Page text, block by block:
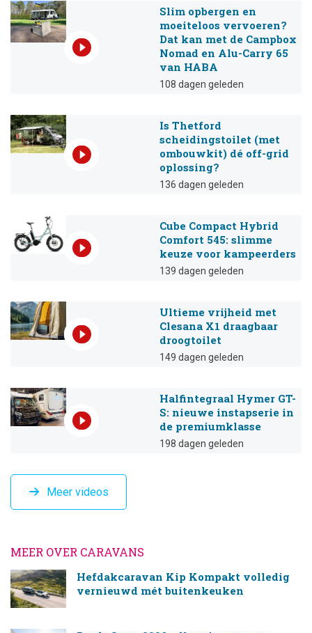
Slim opbergen en
moeiteloos vervoeren?
Dat kan met de Campbox
Nomad en Alu-Carry 65
van HABA
108 dagen geleden
Is Thetford
scheidingstoilet (met
ombouwkit) dé off-grid
oplossing?
136 dagen geleden
Cube Compact Hybrid
Comfort 545: slimme
keuze voor kampeerders
139 dagen geleden
Ultieme vrijheid met
Clesana X1 draagbaar
droogtoilet
149 dagen geleden
Halfintegraal Hymer GT-
S: nieuwe instapserie in
de premiumklasse
198 dagen geleden
Meer videos
MEER OVER CARAVANS
Hefdakcaravan Kip Kompakt volledig
vernieuwd mét buitenkeuken